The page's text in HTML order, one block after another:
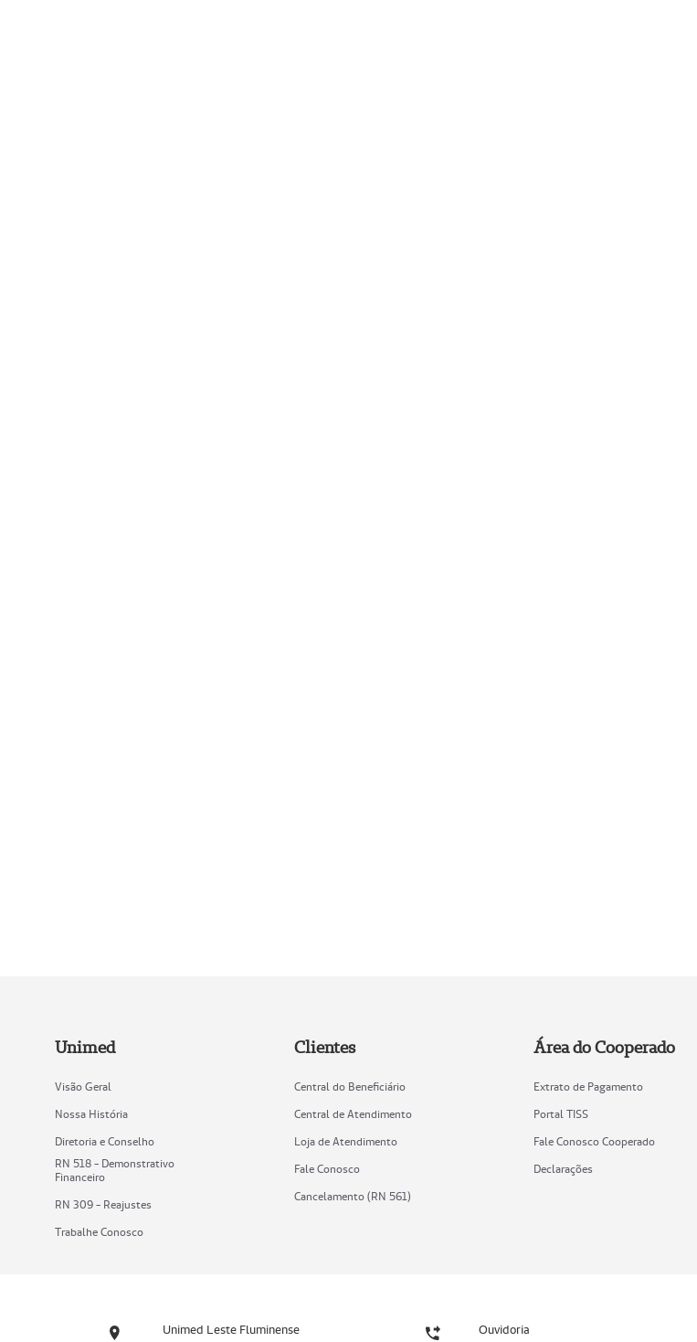
Unimed
Visão Geral
Nossa História
Diretoria e Conselho
RN 518 - Demonstrativo
Financeiro
RN 309 - Reajustes
Trabalhe Conosco
Clientes
Central do Beneficiário
Central de Atendimento
Loja de Atendimento
Fale Conosco
Cancelamento (RN 561)
Área do Cooperado
Extrato de Pagamento
Portal TISS
Fale Conosco Cooperado
Declarações
Unimed Leste Fluminense Ouvidoria